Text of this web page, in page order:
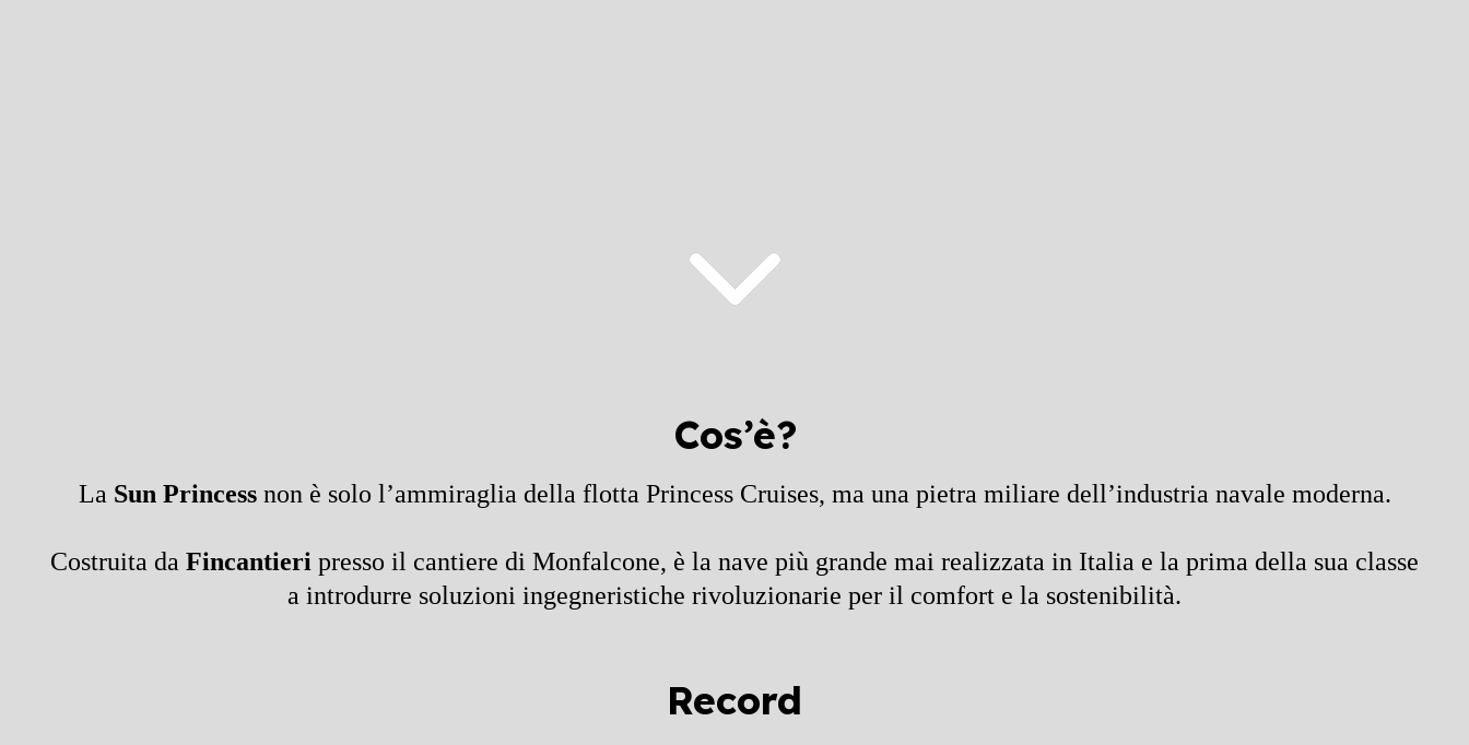
Cos’è?
La Sun Princessnon è solo l’ammiraglia della flotta Princess Cruises, ma una pietra miliare dell’industria navale moderna.
Costruita da Fincantieri presso il cantiere di Monfalcone, è la nave più grande mai realizzata in Italia e la prima della sua classe
a introdurre soluzioni ingegneristiche rivoluzionarie per il comfort e la sostenibilità.
Record